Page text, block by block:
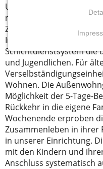
Unsere vier
neun Mädchen und
Zwei Gruppen befinden
Innenstadt.
Schichtdienstsystem
und Jugendlichen. Für
Wohnen. Die
Möglichkeit der 5-Tage-
Rückkehr in die eigene
Wochenende erproben
Zusammenleben in ihrer
in unserer Einrichtung.
mit den Kindern und
Anschluss systematisch
Notwendige
grundlegende
einwandfreie
erforderlich.
Einverständnis-
Name:
cookie_consent